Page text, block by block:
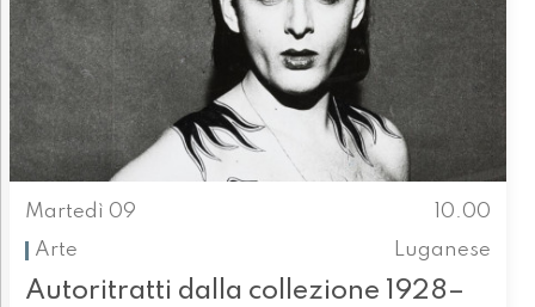
Martedì 09
10.00
Arte
Luganese
Autoritratti dalla collezione 1928–